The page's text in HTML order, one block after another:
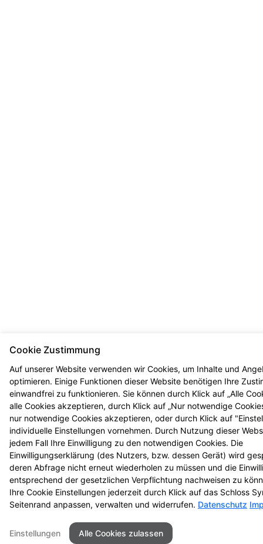
Cookie Zustimmung
Auf unserer Website verwenden wir Cookies, um Inhalte und
optimieren. Einige Funktionen dieser Website benötigen Ihre
einwandfrei zu funktionieren. Sie können durch Klick auf „Alle
alle Cookies akzeptieren, durch Klick auf „Nur notwendige
nur notwendige Cookies akzeptieren, oder durch Klick auf
individuelle Einstellungen vornehmen. Durch Nutzung dieser
jedem Fall Ihre Einwilligung zu den notwendigen Cookies. Die
Einwilligungserklärung (des Nutzers, bzw. dessen Gerät) wird
deren Abfrage nicht erneut wiederholen zu müssen und die
entsprechend der gesetzlichen Verpflichtung nachweisen zu
Ihre Cookie Einstellungen jederzeit durch Klick auf das Schloss
Seitenrand anpassen, verwalten und widerrufen. Datenschutz
Einstellungen Alle Cookies zulassen